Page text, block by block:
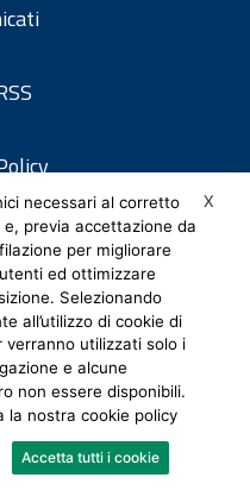
privacy
Policy
X
necessari al corretto
previa accettazione da
per migliorare
ed ottimizzare
Selezionando
all’utilizzo di cookie di
verranno utilizzati solo i
e alcune
non essere disponibili.
la nostra cookie policy
Accetta tutti i cookie